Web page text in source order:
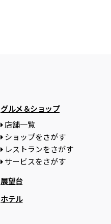
グルメ＆ショップ
店舗一覧
ショップをさがす
レストランをさがす
サービスをさがす
展望台
ホテル